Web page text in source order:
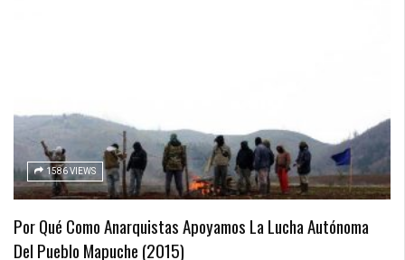
1586 VIEWS
Por Qué Como Anarquistas Apoyamos La Lucha Autónoma
Del Pueblo Mapuche (2015)